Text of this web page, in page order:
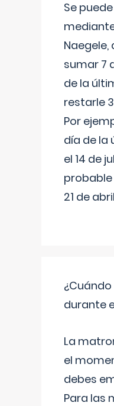
Se
Naegele,
sumar 7
de la
restarle
Por
día de la
el 14 de
21 de
durante
La
el
debes
Para las